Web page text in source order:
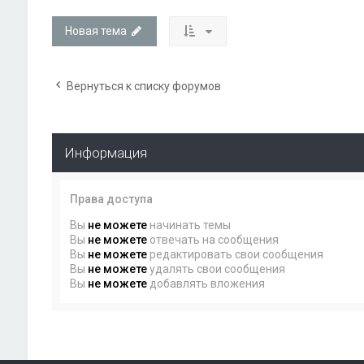
Новая тема
Вернуться к списку форумов
Информация
Права доступа
Вы не можетеначинать темы
Вы не можетеотвечать на сообщения
Вы не можетередактировать свои сообщения
Вы не можетеудалять свои сообщения
Вы не можетедобавлять вложения